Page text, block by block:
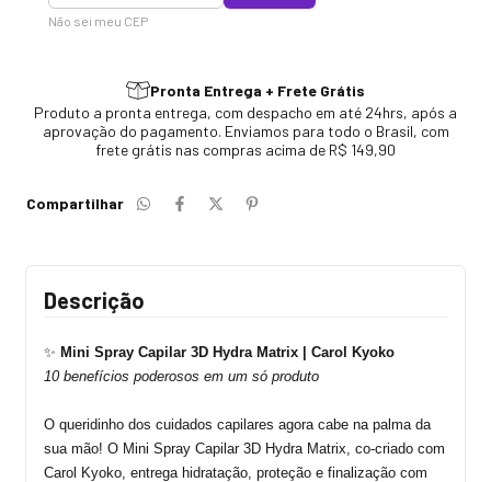
Não sei meu CEP
Pronta Entrega + Frete Grátis
Produto a pronta entrega, com despacho em até 24hrs, após a
aprovação do pagamento. Enviamos para todo o Brasil, com
frete grátis nas compras acima de R$ 149,90
Compartilhar
Descrição
✨ Mini Spray Capilar 3D Hydra Matrix | Carol Kyoko
10 benefícios poderosos em um só produto
O queridinho dos cuidados capilares agora cabe na palma da
sua mão! O Mini Spray Capilar 3D Hydra Matrix, co-criado com
Carol Kyoko, entrega hidratação, proteção e finalização com